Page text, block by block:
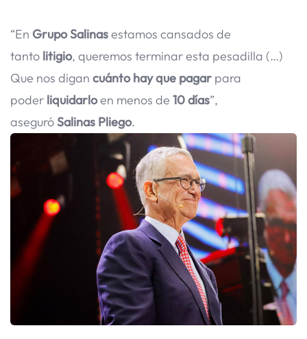
“En Grupo Salinasestamos cansados de
tanto litigio, queremos terminar esta pesadilla (…)
Que nos digan cuánto hay que pagar para
poder liquidarloen menos de 10 días”,
aseguróSalinas Pliego.